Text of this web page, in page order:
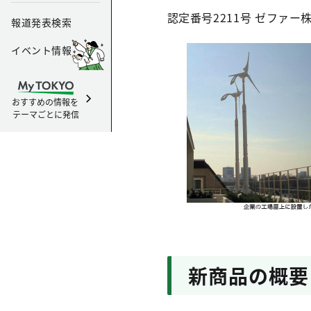
報道発表検索
イベント情報
おすすめの情報を
テーマごとに発信
認定番号2211号 ゼファー
新商品の概要